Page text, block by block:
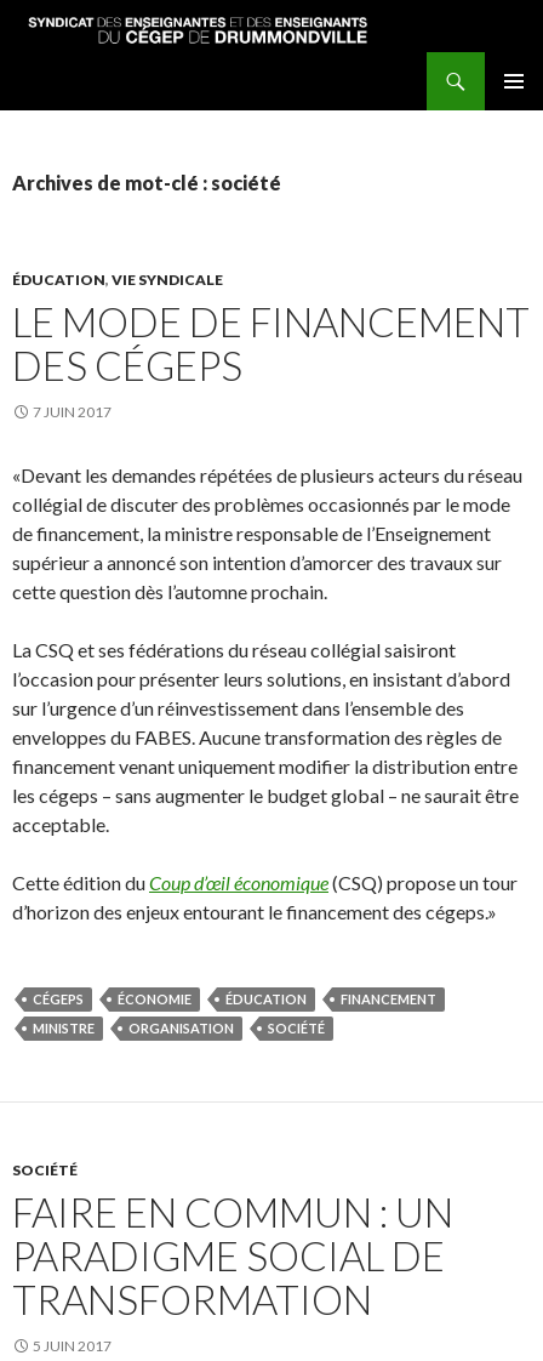
Syndicat des enseignantes et enseignants du Cégep de Drummondville
PRINCIPAL
Archives de mot-clé : société
ÉDUCATION, VIE SYNDICALE
LE MODE DE FINANCEMENT
DES CÉGEPS
7 JUIN 2017
«Devant les demandes répétées de plusieurs acteurs du réseau
collégial de discuter des problèmes occasionnés par le mode
de financement, la ministre responsable de l’Enseignement
supérieur a annoncé son intention d’amorcer des travaux sur
cette question dès l’automne prochain.
La CSQ et ses fédérations du réseau collégial saisiront
l’occasion pour présenter leurs solutions, en insistant d’abord
sur l’urgence d’un réinvestissement dans l’ensemble des
enveloppes du FABES. Aucune transformation des règles de
financement venant uniquement modifier la distribution entre
les cégeps – sans augmenter le budget global – ne saurait être
acceptable.
Cette édition duCoup d’œil économique(CSQ) propose un tour
d’horizon des enjeux entourant le financement des cégeps.»
CÉGEPS ÉCONOMIE ÉDUCATION
FINANCEMENT
MINISTRE
ORGANISATION SOCIÉTÉ
SOCIÉTÉ
FAIRE EN COMMUN : UN
PARADIGME SOCIAL DE
TRANSFORMATION
5 JUIN 2017